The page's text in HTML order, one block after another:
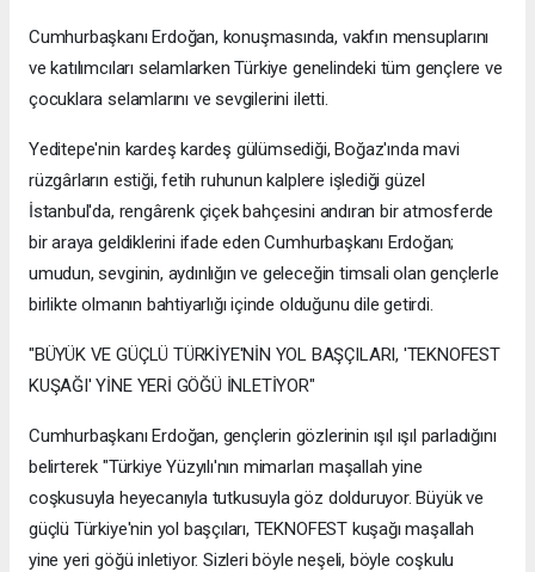
Cumhurbaşkanı Erdoğan, konuşmasında, vakfın mensuplarını
ve katılımcıları selamlarken Türkiye genelindeki tüm gençlere ve
çocuklara selamlarını ve sevgilerini iletti.
Yeditepe'nin kardeş kardeş gülümsediği, Boğaz'ında mavi
rüzgârların estiği, fetih ruhunun kalplere işlediği güzel
İstanbul'da, rengârenk çiçek bahçesini andıran bir atmosferde
bir araya geldiklerini ifade eden Cumhurbaşkanı Erdoğan;
umudun, sevginin, aydınlığın ve geleceğin timsali olan gençlerle
birlikte olmanın bahtiyarlığı içinde olduğunu dile getirdi.
"BÜYÜK VE GÜÇLÜ TÜRKİYE'NİN YOL BAŞÇILARI, 'TEKNOFEST
KUŞAĞI' YİNE YERİ GÖĞÜ İNLETİYOR"
Cumhurbaşkanı Erdoğan, gençlerin gözlerinin ışıl ışıl parladığını
belirterek "Türkiye Yüzyılı'nın mimarları maşallah yine
coşkusuyla heyecanıyla tutkusuyla göz dolduruyor. Büyük ve
güçlü Türkiye'nin yol başçıları, TEKNOFEST kuşağı maşallah
yine yeri göğü inletiyor. Sizleri böyle neşeli, böyle coşkulu